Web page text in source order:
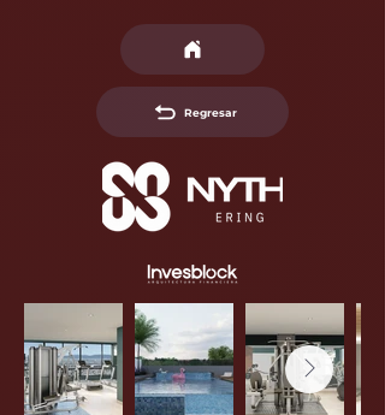
Regresar